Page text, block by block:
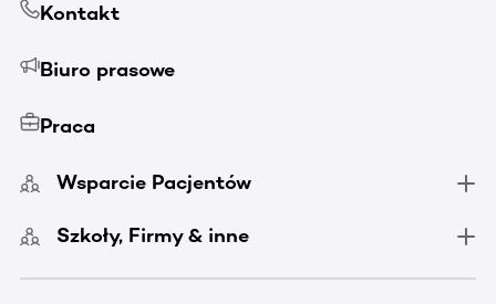
Kontakt
Biuro prasowe
Praca
Wsparcie Pacjentów
Szkoły, Firmy & inne